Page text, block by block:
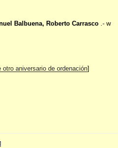
Balbuena, Roberto Carrasco .- w
otro aniversario de ordenación]